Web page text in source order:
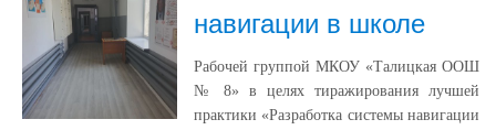
навигации в школе
Рабочей группой МКОУ «Талицкая ООШ
№ 8» в целях тиражирования лучшей
практики «Разработка системы навигации